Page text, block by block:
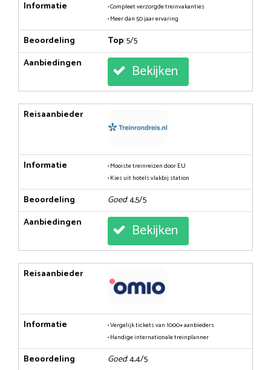
Informatie
• Compleet verzorgde treinvakanties
• Meer dan 50 jaar ervaring
Beoordeling Top: 5/5
Aanbiedingen
Bekijken
Reisaanbieder
Informatie
• Mooiste treinreizen door EU
• Kies uit hotels vlakbij station
Beoordeling Goed: 4,5/5
Aanbiedingen
Bekijken
Reisaanbieder
Informatie
• Vergelijk tickets van 1000+ aanbieders
• Handige internationale treinplanner
Beoordeling Goed: 4,4/5